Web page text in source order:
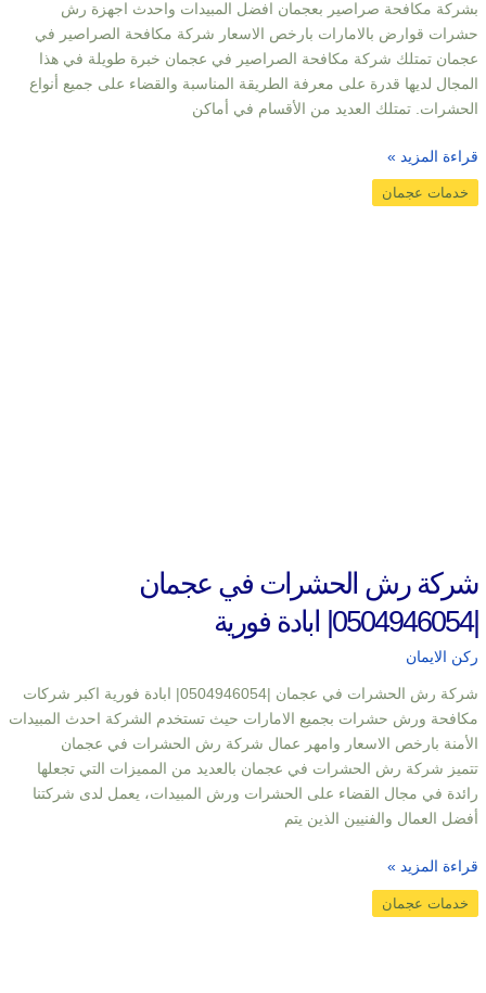
بشركة مكافحة صراصير بعجمان افضل المبيدات واحدث اجهزة رش
حشرات قوارض بالامارات بارخص الاسعار شركة مكافحة الصراصير في
عجمان تمتلك شركة مكافحة الصراصير في عجمان خبرة طويلة في هذا
المجال لديها قدرة على معرفة الطريقة المناسبة والقضاء على جميع أنواع
الحشرات. تمتلك العديد من الأقسام في أماكن
قراءة المزيد »
خدمات عجمان
شركة رش الحشرات في عجمان
|0504946054| ابادة فورية
ركن الايمان
شركة رش الحشرات في عجمان |0504946054| ابادة فورية اكبر شركات
مكافحة ورش حشرات بجميع الامارات حيث تستخدم الشركة احدث المبيدات
الأمنة بارخص الاسعار وامهر عمال شركة رش الحشرات في عجمان
تتميز شركة رش الحشرات في عجمان بالعديد من المميزات التي تجعلها
رائدة في مجال القضاء على الحشرات ورش المبيدات، يعمل لدى شركتنا
أفضل العمال والفنيين الذين يتم
قراءة المزيد »
خدمات عجمان